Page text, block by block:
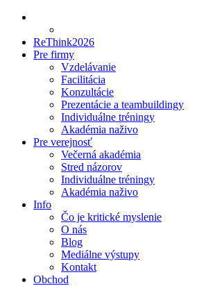
ReThink2026
Pre firmy
Vzdelávanie
Facilitácia
Konzultácie
Prezentácie a teambuildingy
Individuálne tréningy
Akadémia naživo
Pre verejnosť
Večerná akadémia
Stred názorov
Individuálne tréningy
Akadémia naživo
Info
Čo je kritické myslenie
O nás
Blog
Mediálne výstupy
Kontakt
Obchod